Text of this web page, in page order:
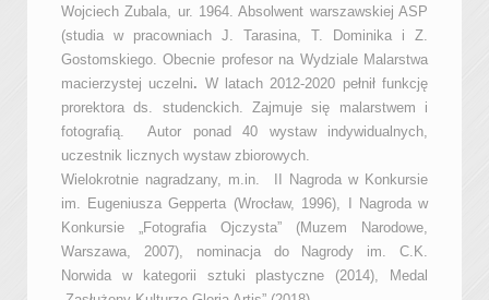
Wojciech Zubala, ur. 1964. Absolwent warszawskiej ASP
(studia w pracowniach J. Tarasina, T. Dominika i Z.
Gostomskiego. Obecnie profesor na Wydziale Malarstwa
macierzystej uczelni. W latach 2012-2020 pełnił funkcję
prorektora ds. studenckich. Zajmuje się malarstwem i
fotografią. Autor ponad 40 wystaw indywidualnych,
uczestnik licznych wystaw zbiorowych.
Wielokrotnie nagradzany, m.in. II Nagroda w Konkursie
im. Eugeniusza Gepperta (Wrocław, 1996), I Nagroda w
Konkursie „Fotografia Ojczysta” (Muzem Narodowe,
Warszawa, 2007), nominacja do Nagrody im. C.K.
Norwida w kategorii sztuki plastyczne (2014), Medal